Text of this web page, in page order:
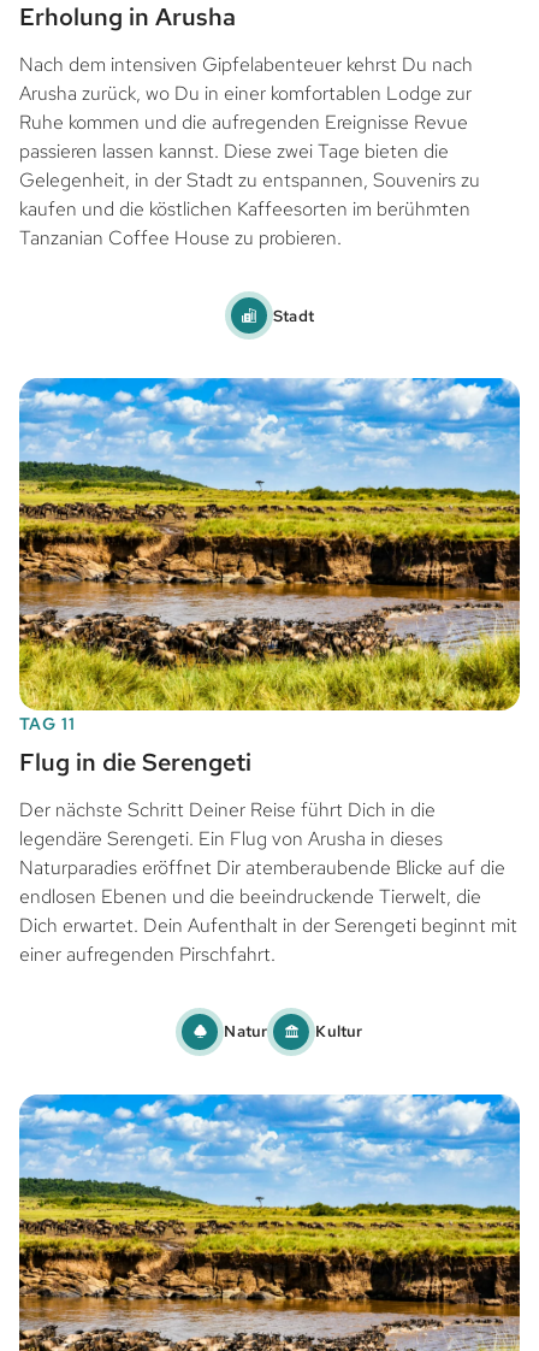
Erholung in Arusha
Nach dem intensiven Gipfelabenteuer kehrst Du nach
Arusha zurück, wo Du in einer komfortablen Lodge zur
Ruhe kommen und die aufregenden Ereignisse Revue
passieren lassen kannst. Diese zwei Tage bieten die
Gelegenheit, in der Stadt zu entspannen, Souvenirs zu
kaufen und die köstlichen Kaffeesorten im berühmten
Tanzanian Coffee House zu probieren.
Stadt
TAG 11
Flug in die Serengeti
Der nächste Schritt Deiner Reise führt Dich in die
legendäre Serengeti. Ein Flug von Arusha in dieses
Naturparadies eröffnet Dir atemberaubende Blicke auf die
endlosen Ebenen und die beeindruckende Tierwelt, die
Dich erwartet. Dein Aufenthalt in der Serengeti beginnt mit
einer aufregenden Pirschfahrt.
Natur Kultur